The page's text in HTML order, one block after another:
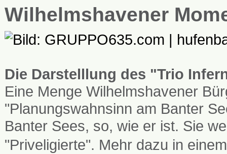
Wilhelmshavener
Die Darstelllung des "Trio
Eine Menge Wilhelmshavener
"Planungswahnsinn am Banter
Banter Sees, so, wie er ist. Sie
"Priveligierte". Mehr dazu in